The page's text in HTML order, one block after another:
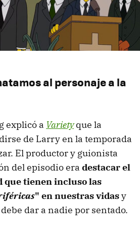
al personaje a la
explicó a Varietyque la
de Larry en la temporada
El productor y guionista
del episodio era destacar el
que tienen incluso las
" en nuestras vidasy
dar a nadie por sentado.